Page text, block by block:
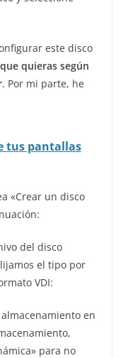
este disco
quieras según
. Por mi parte, he
tus pantallas
«Crear un disco
del disco
el tipo por
VDI:
en
para no